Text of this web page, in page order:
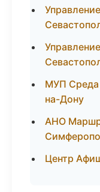
МУП Среда
на-Дону
АНО
Центр